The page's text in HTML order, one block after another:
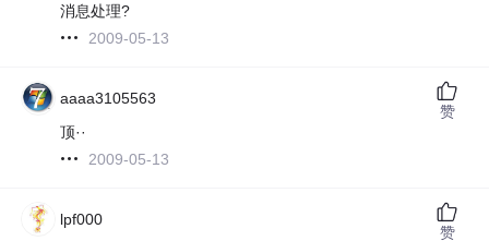
消息处理?
2009-05-13
aaaa3105563
顶··
2009-05-13
赞
lpf000
赞